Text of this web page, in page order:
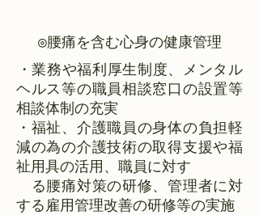
◎腰痛を含む心身の健康管理
​・業務や福利厚生制度、メンタル
ヘルス等の職員相談窓口の設置等
相談体制の充実
・福祉、介護職員の身体の負担軽
減の為の介護技術の取得支援や福
祉用具の活用、職員に対す
る腰痛対策の研修、管理者に対
する雇用管理改善の研修等の実施